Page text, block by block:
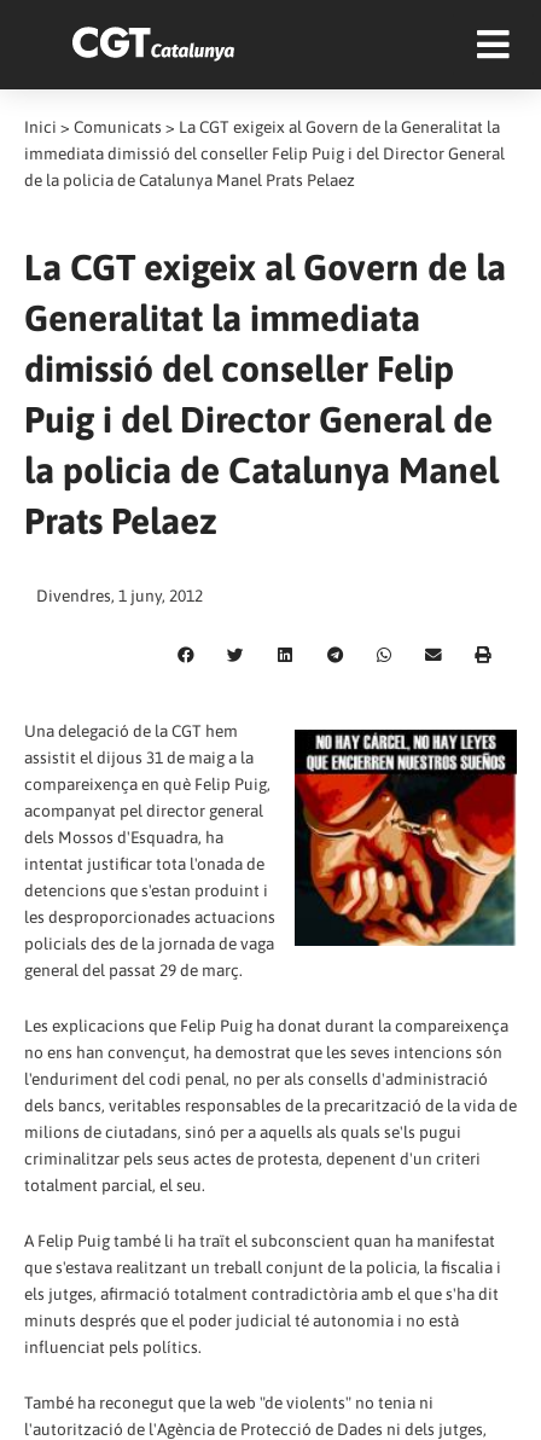
Inici > Comunicats > La CGT exigeix al Govern de la Generalitat la
immediata dimissió del conseller Felip Puig i del Director General
de la policia de Catalunya Manel Prats Pelaez
La CGT exigeix al Govern de la
Generalitat la immediata
dimissió del conseller Felip
Puig i del Director General de
la policia de Catalunya Manel
Prats Pelaez
Divendres, 1 juny, 2012
Una delegació de la CGT hem
assistit el dijous 31 de maig a la
compareixença en què Felip Puig,
acompanyat pel director general
dels Mossos d'Esquadra, ha
intentat justificar tota l'onada de
detencions que s'estan produint i
les desproporcionades actuacions
policials des de la jornada de vaga
general del passat 29 de març.
Les explicacions que Felip Puig ha donat durant la compareixença
no ens han convençut, ha demostrat que les seves intencions són
l'enduriment del codi penal, no per als consells d'administració
dels bancs, veritables responsables de la precarització de la vida de
milions de ciutadans, sinó per a aquells als quals se'ls pugui
criminalitzar pels seus actes de protesta, depenent d'un criteri
totalment parcial, el seu.
A Felip Puig també li ha traït el subconscient quan ha manifestat
que s'estava realitzant un treball conjunt de la policia, la fiscalia i
els jutges, afirmació totalment contradictòria amb el que s'ha dit
minuts després que el poder judicial té autonomia i no està
influenciat pels polítics.
També ha reconegut que la web "de violents" no tenia ni
l'autorització de l'Agència de Protecció de Dades ni dels jutges,